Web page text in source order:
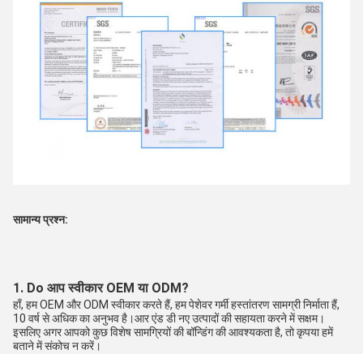
सामान्य प्रश्न:
1. Do आप स्वीकार OEM या ODM?
हाँ, हम OEM और ODM स्वीकार करते हैं, हम पेशेवर गर्मी हस्तांतरण सामग्री निर्माता हैं,
10 वर्ष से अधिक का अनुभव है।आर एंड डी नए उत्पादों की सहायता करने में सक्षम।
इसलिए अगर आपको कुछ विशेष सामग्रियों की बॉन्डिंग की आवश्यकता है, तो कृपया हमें
बताने में संकोच न करें।